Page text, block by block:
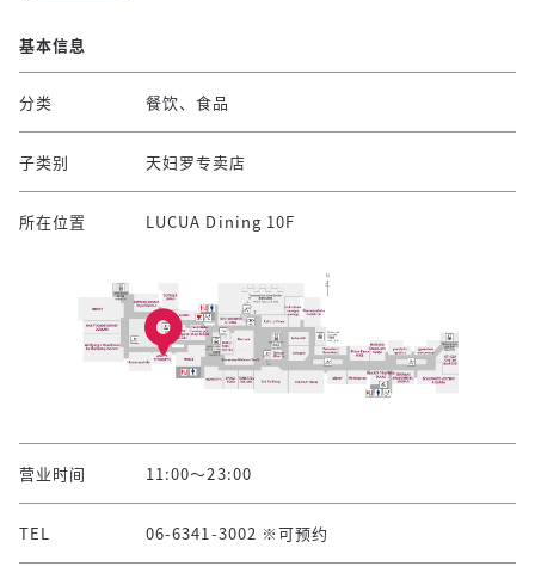
基本信息
分类 餐饮、食品
子类别 天妇罗专卖店
所在位置 LUCUA Dining 10F
营业时间 11:00～23:00
TEL 06-6341-3002 ※可预约